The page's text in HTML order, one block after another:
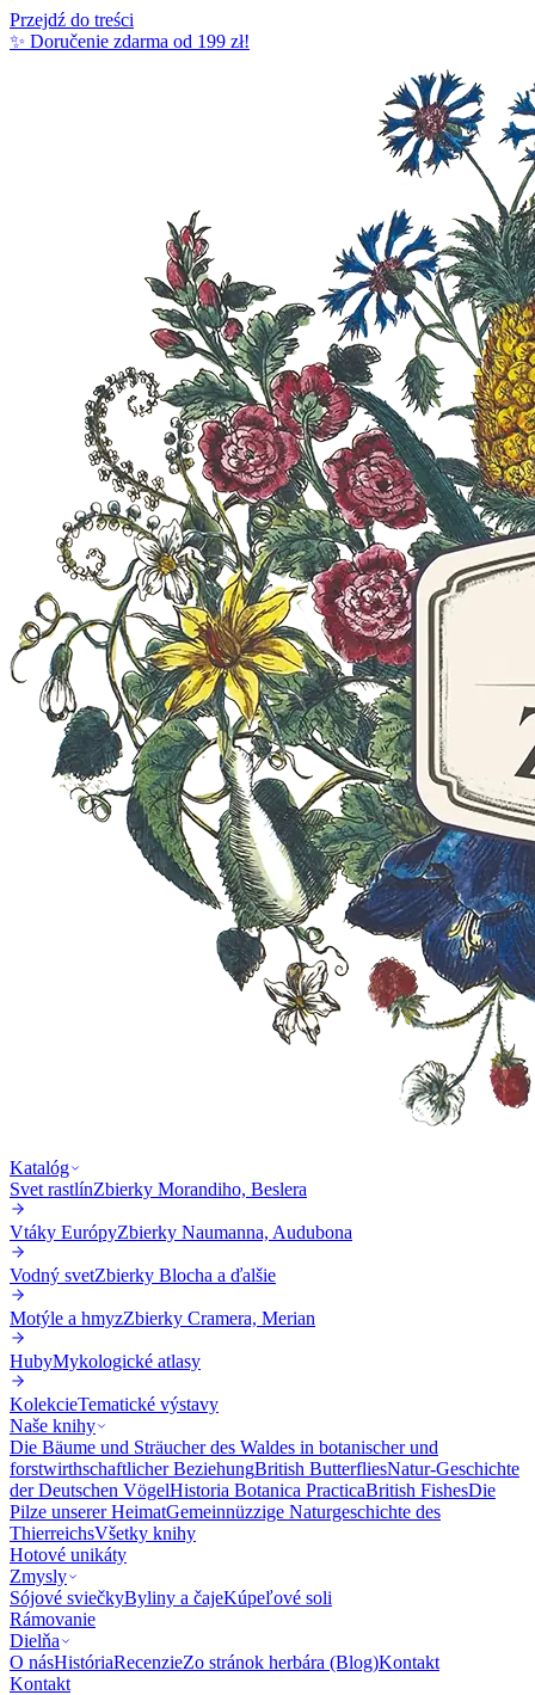
Przejdź do treści
✨ Doručenie zdarma od 199 zł!
Katalóg
Svet rastlínZbierky Morandiho, Beslera
Vtáky EurópyZbierky Naumanna, Audubona
Vodný svetZbierky Blocha a ďalšie
Motýle a hmyzZbierky Cramera, Merian
HubyMykologické atlasy
KolekcieTematické výstavy
Naše knihy
Die Bäume und Sträucher des Waldes in botanischer und
forstwirthschaftlicher BeziehungBritish ButterfliesNatur-Geschichte
der Deutschen VögelHistoria Botanica PracticaBritish FishesDie
Pilze unserer HeimatGemeinnüzzige Naturgeschichte des
ThierreichsVšetky knihy
Hotové unikáty
Zmysly
Sójové sviečkyByliny a čajeKúpeľové soli
Rámovanie
Dielňa
O násHistóriaRecenzieZo stránok herbára (Blog)Kontakt
Kontakt